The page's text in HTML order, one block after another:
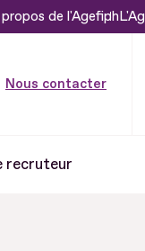
de l'Agefiph
Nous contacter
recruteur